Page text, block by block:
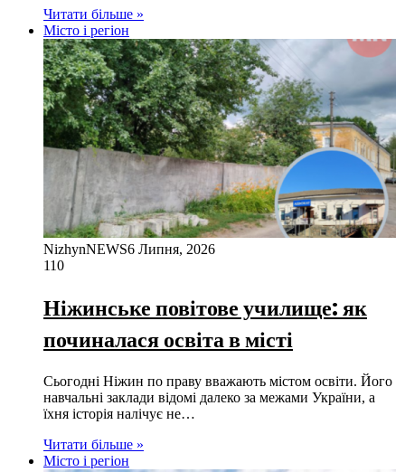
Читати більше »
Місто і регіон
NizhynNEWS6 Липня, 2026
110
Ніжинське повітове училище: як
починалася освіта в місті
Сьогодні Ніжин по праву вважають містом освіти. Його
навчальні заклади відомі далеко за межами України, а
їхня історія налічує не…
Читати більше »
Місто і регіон